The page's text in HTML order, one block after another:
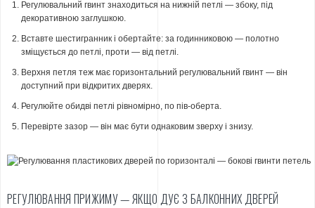
Регулювальний гвинт знаходиться на нижній петлі — збоку, під
декоративною заглушкою.
Вставте шестигранник і обертайте: за годинниковою — полотно
зміщується до петлі, проти — від петлі.
Верхня петля теж має горизонтальний регулювальний гвинт — він
доступний при відкритих дверях.
Регулюйте обидві петлі рівномірно, по пів-оберта.
Перевірте зазор — він має бути однаковим зверху і знизу.
РЕГУЛЮВАННЯ ПРИЖИМУ — ЯКЩО ДУЄ З БАЛКОННИХ ДВЕРЕЙ